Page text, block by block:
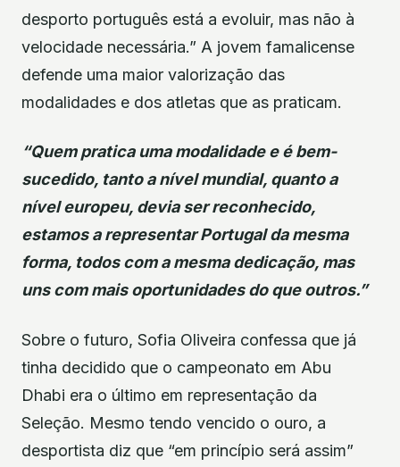
desporto português está a evoluir, mas não à
velocidade necessária.” A jovem famalicense
defende uma maior valorização das
modalidades e dos atletas que as praticam.
“Quem pratica uma modalidade e é bem-
sucedido, tanto a nível mundial, quanto a
nível europeu, devia ser reconhecido,
estamos a representar Portugal da mesma
forma, todos com a mesma dedicação, mas
uns com mais oportunidades do que outros.”
Sobre o futuro, Sofia Oliveira confessa que já
tinha decidido que o campeonato em Abu
Dhabi era o último em representação da
Seleção. Mesmo tendo vencido o ouro, a
desportista diz que “em princípio será assim”